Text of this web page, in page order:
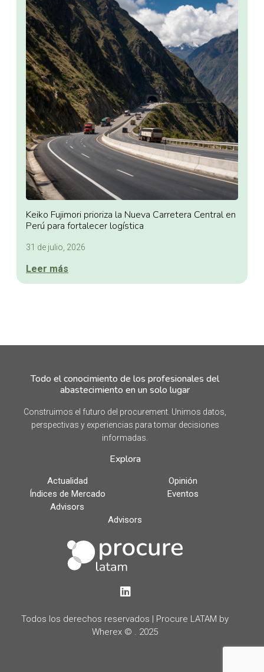
Keiko Fujimori prioriza la Nueva Carretera Central en
Perú para fortalecer logística
31 de julio, 2026
Leer más
Todo el conocimiento de los profesionales del
abastecimiento en un solo lugar
Construimos el futuro del procurement. Unimos datos,
perspectivas y experiencias para tomar decisiones
informadas.
Explora
Actualidad
Opinión
Índices de Mercado
Eventos
Advisors
Advisors
LinkedIn
Todos los derechos reservados | Procure LATAM by
Wherex © . 2025